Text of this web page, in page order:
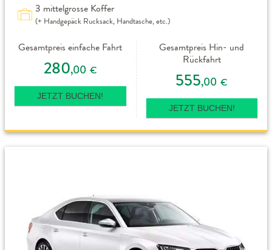
3 mittelgrosse Koffer
(+ Handgepäck Rucksack, Handtasche, etc.)
Gesamtpreis einfache Fahrt
280,00 €
JETZT BUCHEN!
Gesamtpreis Hin- und
Rückfahrt
555,00 €
JETZT BUCHEN!